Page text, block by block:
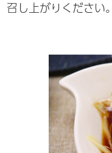
召し上がりください。